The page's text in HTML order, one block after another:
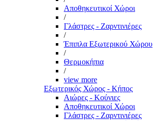
Αποθηκευτικοί Χώροι
/
Γλάστρες - Ζαρντινιέρες
/
Έπιπλα Εξωτερικού Χώρου
/
Θερμοκήπια
/
view more
Εξωτερικός Χώρος - Κήπος
Αιώρες - Κούνιες
Αποθηκευτικοί Χώροι
Γλάστρες - Ζαρντινιέρες